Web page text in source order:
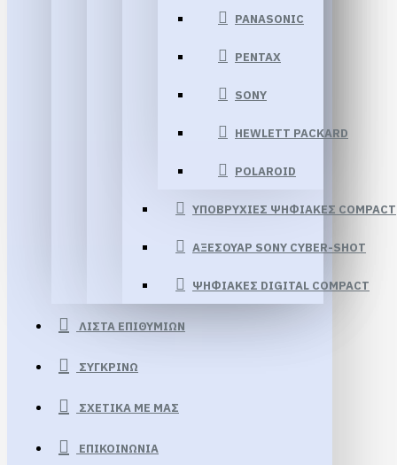
PANASONIC
PENTAX
SONY
HEWLETT PACKARD
POLAROID
ΥΠΟΒΡΥΧΙΕΣ ΨΗΦΙΑΚΕΣ COMPACT
ΑΞΕΣΟΥΑΡ SONY CYBER-SHOT
ΨΗΦΙΑΚΕΣ DIGITAL COMPACT
ΛΊΣΤΑ ΕΠΙΘΥΜΙΏΝ
ΣΥΓΚΡΊΝΩ
ΣΧΕΤΙΚΆ ΜΕ ΜΑΣ
ΕΠΙΚΟΙΝΩΝΊΑ